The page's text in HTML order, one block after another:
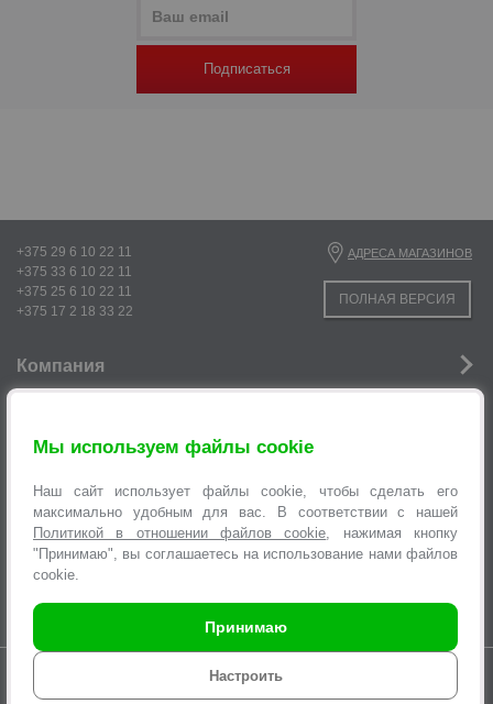
Подписаться
Мы используем файлы cookie
Наш сайт использует файлы cookie, чтобы сделать его
максимально удобным для вас. В соответствии с нашей
Политикой в отношении файлов cookie, нажимая кнопку
"Принимаю", вы соглашаетесь на использование нами файлов
cookie.
Настроить
Принимаю
+375 29 6 10 22 11
+375 33 6 10 22 11
+375 25 6 10 22 11
+375 17 2 18 33 22
АДРЕСА МАГАЗИНОВ
ПОЛНАЯ ВЕРСИЯ
Компания
Услуги
Оформление заявок
Время работы интернет-магазина с 9.00 до 21.00 без выходных